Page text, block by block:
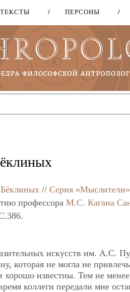
Перейти
основному
содержанию
ТЕКСТЫ ПЕРСОНЫ
// Серия «Мыслители»
профессора М.С. Кагана
искусств им. А.С.
которая не могла не
хорошо известны. Тем не
коллеги передали мне